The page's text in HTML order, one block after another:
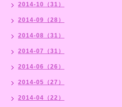
2014-10（31）
2014-09（28）
2014-08（31）
2014-07（31）
2014-06（26）
2014-05（27）
2014-04（22）